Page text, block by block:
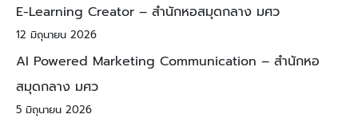
E-Learning Creator – สำนักหอสมุดกลาง มศว
12 มิถุนายน 2026
AI Powered Marketing Communication – สำนักหอ
สมุดกลาง มศว
5 มิถุนายน 2026